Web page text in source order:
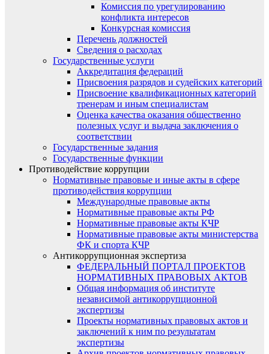
Комиссия по урегулированию
конфликта интересов
Конкурсная комиссия
Перечень должностей
Сведения о расходах
Государственные услуги
Аккредитация федераций
Присвоения разрядов и судейских категорий
Присвоение квалификационных категорий
тренерам и иным специалистам
Оценка качества оказания общественно
полезных услуг и выдача заключения о
соответствии
Государственные задания
Государственные функции
Противодействие коррупции
Нормативные правовые и иные акты в сфере
противодействия коррупции
Международные правовые акты
Нормативные правовые акты РФ
Нормативные правовые акты КЧР
Нормативные правовые акты министерства
ФК и спорта КЧР
Антикоррупционная экспертиза
ФЕДЕРАЛЬНЫЙ ПОРТАЛ ПРОЕКТОВ
НОРМАТИВНЫХ ПРАВОВЫХ АКТОВ
Общая информация об институте
независимой антикоррупционной
экспертизы
Проекты нормативных правовых актов и
заключений к ним по результатам
экспертизы